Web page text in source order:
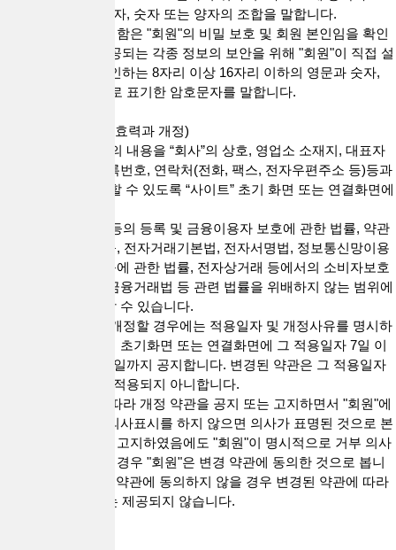
회사가 승인하는 문자, 숫자 또는 양자의 조합을 말합니다.
8. "PASSWORD"라 함은 "회원"의 비밀 보호 및 회원 본인임을 확인
하고 "서비스"에 제공되는 각종 정보의 보안을 위해 "회원"이 직접 설
정하며 "회사"가 승인하는 8자리 이상 16자리 이하의 영문과 숫자,
특수문자의 혼합으로 표기한 암호문자를 말합니다.
제3조(약관의 명시, 효력과 개정)
1. “회사”는 이 약관의 내용을 “회사”의 상호, 영업소 소재지, 대표자
의 성명, 사업자 등록번호, 연락처(전화, 팩스, 전자우편주소 등)등과
함께 “회원”이 확인할 수 있도록 “사이트” 초기 화면 또는 연결화면에
2. “회사”는 대부업 등의 등록 및 금융이용자 보호에 관한 법률, 약관
의 규제에 관한 법률, 전자거래기본법, 전자서명법, 정보통신망이용
촉진 및 정보보호 등에 관한 법률, 전자상거래 등에서의 소비자보호
에 관한 법률, 전자금융거래법 등 관련 법률을 위배하지 않는 범위에
서 본 약관을 개정할 수 있습니다.
3. “회사”가 약관을 개정할 경우에는 적용일자 및 개정사유를 명시하
여 현행 약관과 함께 초기화면 또는 연결화면에 그 적용일자 7일 이
전부터 적용일자 전일까지 공지합니다. 변경된 약관은 그 적용일자
이전으로 소급하여 적용되지 아니합니다.
4. "회사"가 전항에 따라 개정 약관을 공지 또는 고지하면서 "회원"에
게 해당 기간 내에 의사표시를 하지 않으면 의사가 표명된 것으로 본
다는 뜻을 명확하게 고지하였음에도 "회원"이 명시적으로 거부 의사
표시를 하지 아니한 경우 "회원"은 변경 약관에 동의한 것으로 봅니
다. "회원"이 변경된 약관에 동의하지 않을 경우 변경된 약관에 따라
제공되는 "서비스"는 제공되지 않습니다.